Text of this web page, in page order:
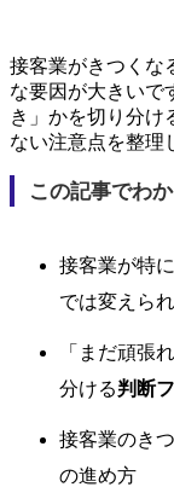
接客業がきつくな
な要因が大きいで
き」かを切り分け
ない注意点を整理
この記事でわ
接客業が特
では変えら
「まだ頑張
分ける判断
接客業のき
の進め方